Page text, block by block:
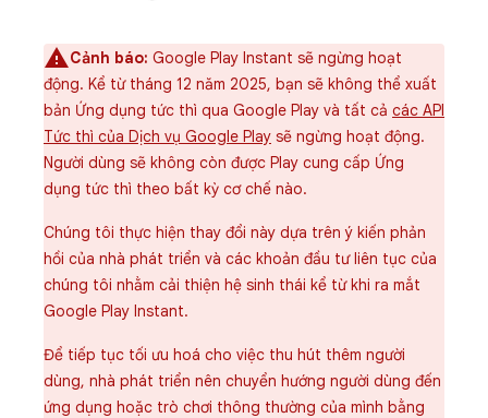
Cảnh báo: Google Play Instant sẽ ngừng hoạt
động. Kể từ tháng 12 năm 2025, bạn sẽ không thể xuất
bản Ứng dụng tức thì qua Google Play và tất cả các API
Tức thì của Dịch vụ Google Play sẽ ngừng hoạt động.
Người dùng sẽ không còn được Play cung cấp Ứng
dụng tức thì theo bất kỳ cơ chế nào.
Chúng tôi thực hiện thay đổi này dựa trên ý kiến phản
hồi của nhà phát triển và các khoản đầu tư liên tục của
chúng tôi nhằm cải thiện hệ sinh thái kể từ khi ra mắt
Google Play Instant.
Để tiếp tục tối ưu hoá cho việc thu hút thêm người
dùng, nhà phát triển nên chuyển hướng người dùng đến
ứng dụng hoặc trò chơi thông thường của mình bằng